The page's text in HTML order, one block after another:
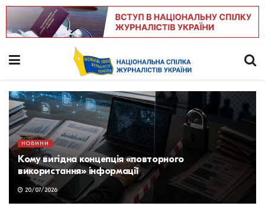
НОВИНИ
Кому вигідна концепція «повторного
використання» інформації
20/07/2026